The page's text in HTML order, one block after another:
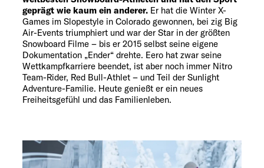
geprägt wie kaum ein anderer. Er hat die Winter X-
Games im Slopestyle in Colorado gewonnen, bei zig Big
Air-Events triumphiert und war der Star in der größten
Snowboard Filme – bis er 2015 selbst seine eigene
Dokumentation „Ender“ drehte. Eero hat zwar seine
Wettkampfkarriere beendet, ist aber noch immer Nitro
Team-Rider, Red Bull-Athlet – und Teil der Sunlight
Adventure-Familie. Heute genießt er ein neues
Freiheitsgefühl und das Familienleben.